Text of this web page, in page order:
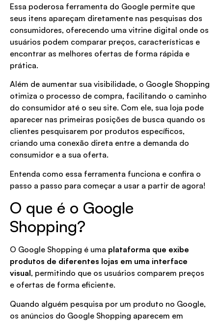
Essa poderosa ferramenta do Google permite que
seus itens apareçam diretamente nas pesquisas dos
consumidores, oferecendo uma vitrine digital onde os
usuários podem comparar preços, características e
encontrar as melhores ofertas de forma rápida e
prática.
Além de aumentar sua visibilidade, o Google Shopping
otimiza o processo de compra, facilitando o caminho
do consumidor até o seu site. Com ele, sua loja pode
aparecer nas primeiras posições de busca quando os
clientes pesquisarem por produtos específicos,
criando uma conexão direta entre a demanda do
consumidor e a sua oferta.
Entenda como essa ferramenta funciona e confira o
passo a passo para começar a usar a partir de agora!
O que é o Google
Shopping?
O Google Shopping é uma plataforma que exibe
produtos de diferentes lojas em uma interface
visual, permitindo que os usuários comparem preços
e ofertas de forma eficiente.
Quando alguém pesquisa por um produto no Google,
os anúncios do Google Shopping aparecem em